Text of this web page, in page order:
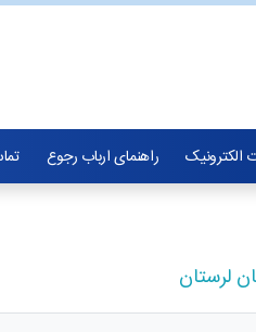
الکترونیک راهنمای ارباب رجوع